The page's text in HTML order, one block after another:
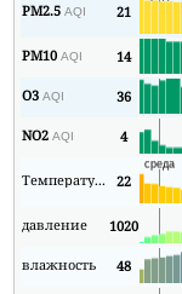
PM2.5AQI 21
PM10AQI 14
O3AQI 36
NO2AQI 4
Температура 22
давление 1020
влажность 48